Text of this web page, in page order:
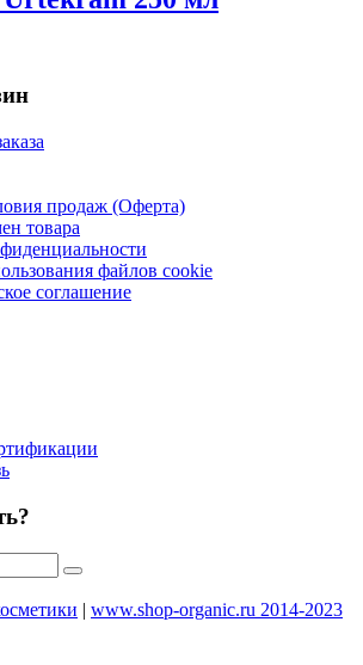
продаж (Оферта)
товара
файлов cookie
соглашение
| www.shop-organic.ru 2014-2023